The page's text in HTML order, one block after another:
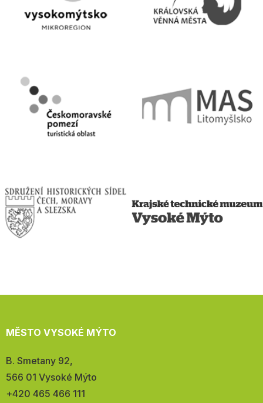
MĚSTO VYSOKÉ MÝTO
Adresa:
B. Smetany 92,
566 01 Vysoké Mýto
Telefon:
+420 465 466 111